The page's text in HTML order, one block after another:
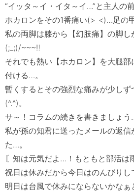
“イッタ～イ・イタ～イ…”と主人の
ホカロンをその1番痛い(>_<)…足の
私の両脚は膝から【幻肢痛】の脚
(;_;)/~~~‼
それでも熱い【ホカロン】を大腿部
付ける…。
暫くするとその強烈な痛みが少し
(^.^)。
サ～！コラムの続きを書きましょ
私が孫の知君に送ったメールの返信
た…。
〘知は元気だよ…！もともと部活は
祝日は休みだから今日はのんびり
明日は台風で休みにならないかな